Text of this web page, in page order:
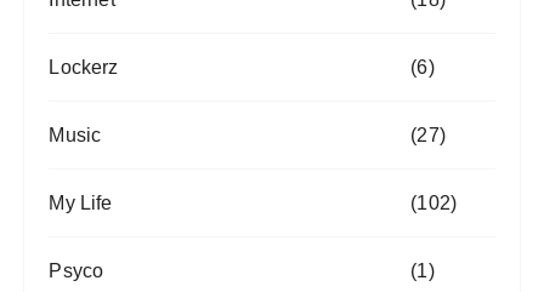
Lockerz (6)
Music (27)
My Life (102)
Psyco (1)